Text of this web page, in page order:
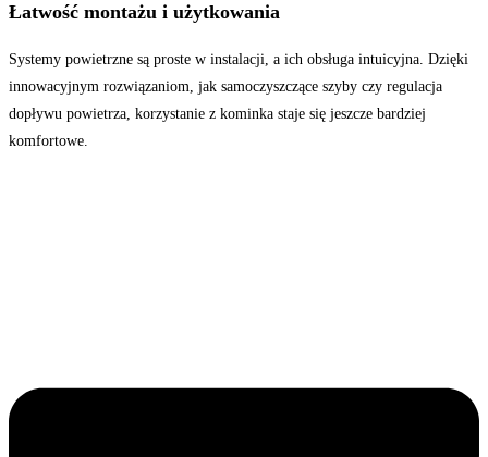
Łatwość montażu i użytkowania
Systemy powietrzne są proste w instalacji, a ich obsługa intuicyjna. Dzięki
innowacyjnym rozwiązaniom, jak samoczyszczące szyby czy regulacja
dopływu powietrza, korzystanie z kominka staje się jeszcze bardziej
komfortowe.